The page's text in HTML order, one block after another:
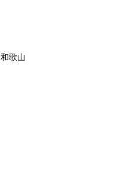
和歌山